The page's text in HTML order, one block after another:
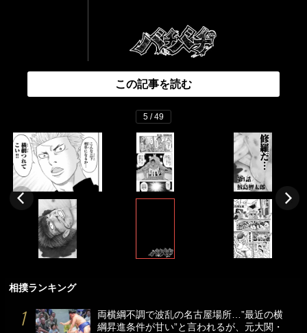
この記事を読む
5 / 49
相撲ランキング
両横綱不調で波乱の名古屋場所…”最近の横
綱昇進条件が甘い”と言われるが、元大関・